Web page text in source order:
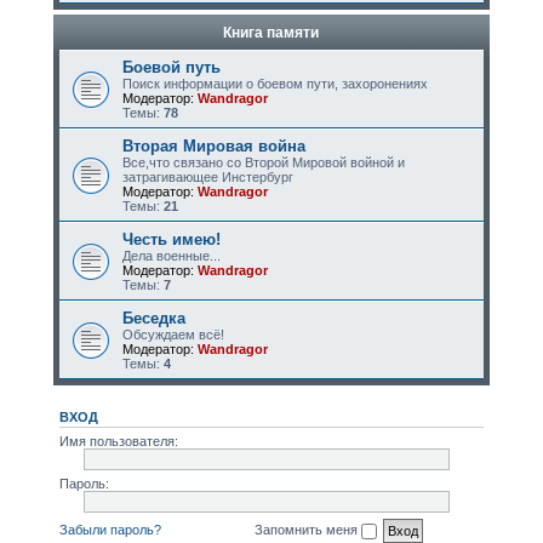
Книга памяти
Боевой путь
Поиск информации о боевом пути, захоронениях
Модератор: Wandragor
Темы: 78
Вторая Мировая война
Все,что связано со Второй Мировой войной и
затрагивающее Инстербург
Модератор: Wandragor
Темы: 21
Честь имею!
Дела военные...
Модератор: Wandragor
Темы: 7
Беседка
Обсуждаем всё!
Модератор: Wandragor
Темы: 4
ВХОД
Имя пользователя:
Пароль:
Забыли пароль? Запомнить меня